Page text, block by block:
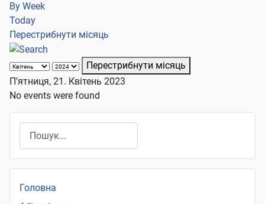
By Week
Today
Перестрибнути місяць
Перестрибнути місяць
П’ятниця, 21. Квітень 2023
No events were found
Головна